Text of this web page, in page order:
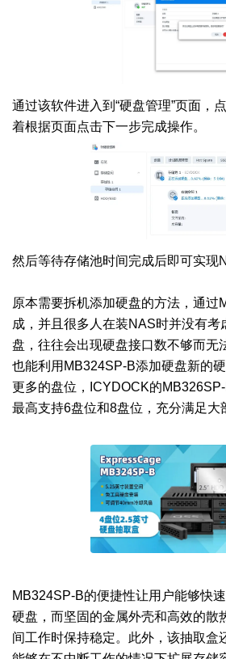
通过该软件进入到“硬盘管理”页面，
着根据页面点击下一步完成操作。
然后等待存储池时间完成后即可实现
原本需要拆机添加硬盘的方法，通过
成，并且很多人在装NAS时并没有考
盘，往往会出现硬盘接口数不够而无
也能利用MB324SP-B添加硬盘新的
更多的盘位，ICYDOCK的
最高支持6盘位和8盘位，充分满足大
MB324SP-B的便捷性让用户能够快
硬盘，而坚固的金属外壳和高效的散
间工作时保持稳定。此外，该抽取盒